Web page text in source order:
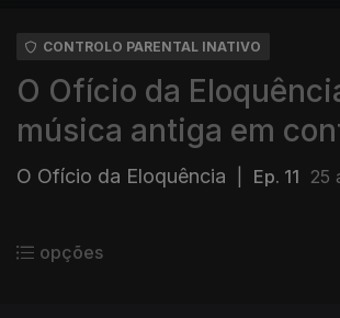
CONTROLO PARENTAL INATIVO
O Ofício da
música antiga em
O Ofício da Eloquência Ep. 11 25
opções